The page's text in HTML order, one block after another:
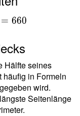
= 660
Hälfte seines
häufig in Formeln
wird.
Seitenlänge